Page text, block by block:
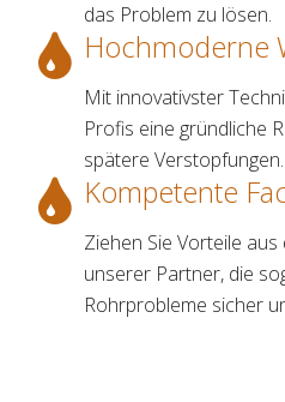
das Problem zu lösen.
Hochmoderne
Mit innovativster
Profis eine gründliche
spätere Verstopfungen.
Kompetente
Ziehen Sie Vorteile
unserer Partner, die
Rohrprobleme sicher